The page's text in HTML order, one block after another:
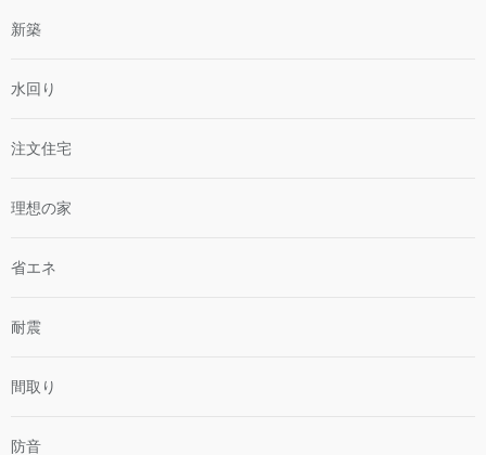
新築
水回り
注文住宅
理想の家
省エネ
耐震
間取り
防音